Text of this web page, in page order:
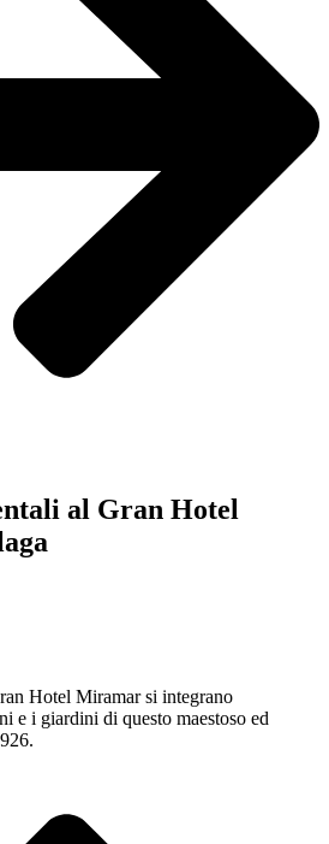
al Gran Hotel
Hotel Miramar si integrano
e i giardini di questo maestoso ed